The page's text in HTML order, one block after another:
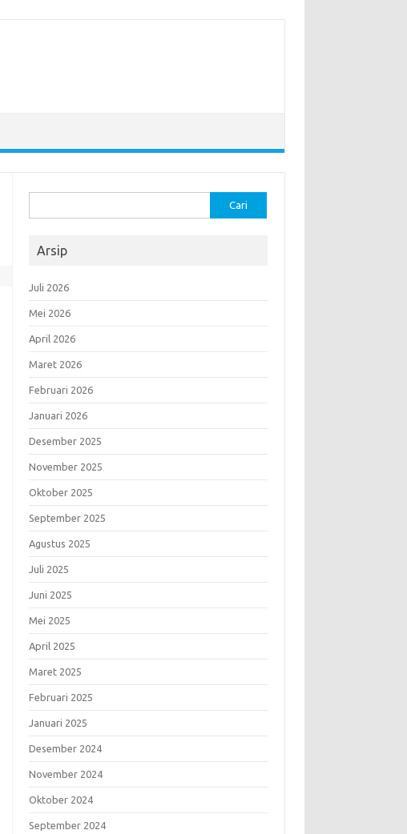
untuk:
Arsip
Juli 2026
Mei 2026
April 2026
Maret 2026
Februari 2026
Januari 2026
Desember 2025
November 2025
Oktober 2025
September 2025
Agustus 2025
Juli 2025
Juni 2025
Mei 2025
April 2025
Maret 2025
Februari 2025
Januari 2025
Desember 2024
November 2024
Oktober 2024
September 2024